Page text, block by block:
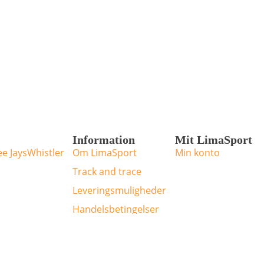
JaysWhistler
Information
Om LimaSport
Track and trace
Leveringsmuligheder
Handelsbetingelser
Mit LimaSport
Min konto